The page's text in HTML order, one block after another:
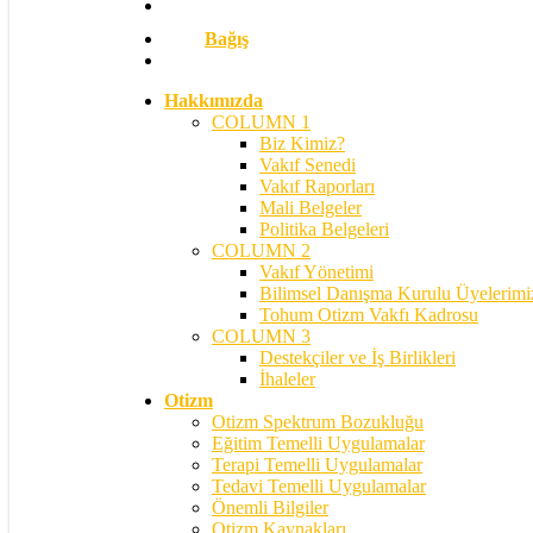
Bağış
Hakkımızda
COLUMN 1
Biz Kimiz?
Vakıf Senedi
Vakıf Raporları
Mali Belgeler
Politika Belgeleri
COLUMN 2
Vakıf Yönetimi
Bilimsel Danışma Kurulu
Tohum Otizm Vakfı Kadrosu
COLUMN 3
Destekçiler ve İş Birlikleri
İhaleler
Otizm
Otizm Spektrum Bozukluğu
Eğitim Temelli Uygulamalar
Terapi Temelli Uygulamalar
Tedavi Temelli Uygulamalar
Önemli Bilgiler
Otizm Kaynakları